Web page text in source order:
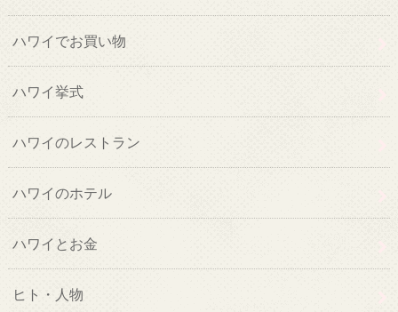
ハワイでお買い物
ハワイ挙式
ハワイのレストラン
ハワイのホテル
ハワイとお金
ヒト・人物